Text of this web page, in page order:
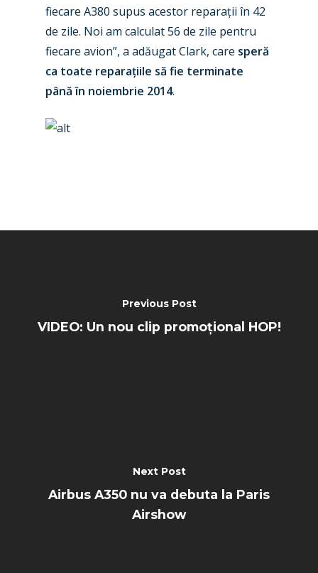
fiecare A380 supus acestor reparații în 42
de zile. Noi am calculat 56 de zile pentru
fiecare avion”, a adăugat Clark, care speră
ca toate reparațiile să fie terminate
până în noiembrie 2014.
Previous Post
VIDEO: Un nou clip promoțional HOP!
Next Post
Airbus A350 nu va debuta la Paris
Airshow